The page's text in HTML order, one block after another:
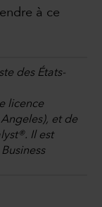
à ce
des États-
licence
et de
Il est